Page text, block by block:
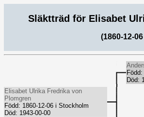
Släktträd för Elisabet
(1860-12-
Död:
Elisabet Ulrika Fredrika von
Plomgren
Född: 1860-12-06 i Stockholm
Död: 1943-00-00